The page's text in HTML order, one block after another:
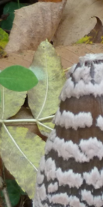
DU CHEMIN : DERNIERS